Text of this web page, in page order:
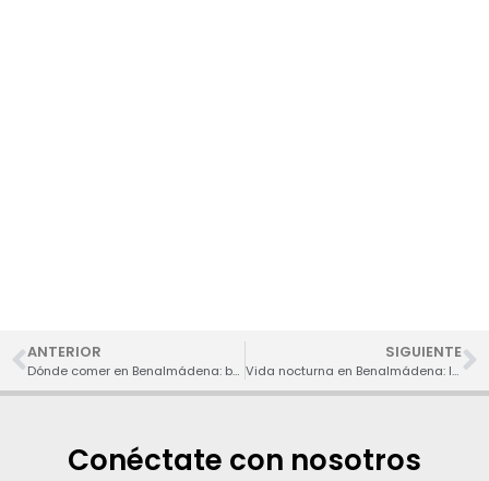
ANTERIOR
Dónde comer en Benalmádena: bares locales y restaurantes con tradición y encanto
SIGUIENTE
Vida nocturna en Benalmádena: locales animados para salir
Conéctate con nosotros